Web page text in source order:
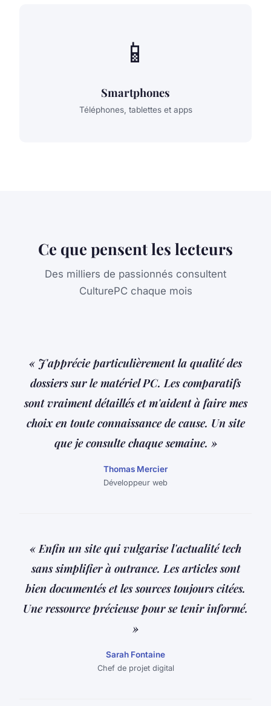
📱
Smartphones
Téléphones, tablettes et apps
Ce que pensent les lecteurs
Des milliers de passionnés consultent
CulturePC chaque mois
« J'apprécie particulièrement la qualité des
dossiers sur le matériel PC. Les comparatifs
sont vraiment détaillés et m'aident à faire mes
choix en toute connaissance de cause. Un site
que je consulte chaque semaine. »
Thomas Mercier
Développeur web
« Enfin un site qui vulgarise l'actualité tech
sans simplifier à outrance. Les articles sont
bien documentés et les sources toujours citées.
Une ressource précieuse pour se tenir informé.
»
Sarah Fontaine
Chef de projet digital